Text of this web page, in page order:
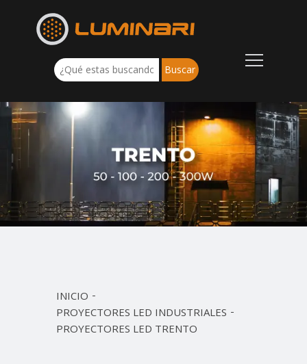
INICIO
PROYECTORES LED INDUSTRIALES
PROYECTORES LED TRENTO